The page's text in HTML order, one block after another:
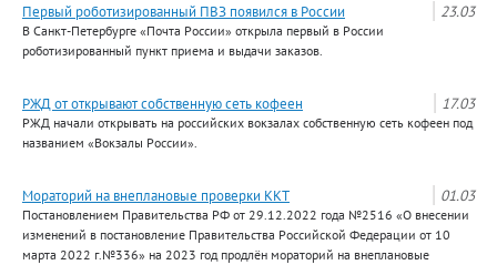
23.03
Первый роботизированный ПВЗ появился в России
В Санкт-Петербурге «Почта России» открыла первый в России
роботизированный пункт приема и выдачи заказов.
17.03
РЖД от открывают собственную сеть кофеен
РЖД начали открывать на российских вокзалах собственную сеть кофеен под
названием «Вокзалы России».
01.03
Мораторий на внеплановые проверки ККТ
Постановлением Правительства РФ от 29.12.2022 года №2516 «О внесении
изменений в постановление Правительства Российской Федерации от 10
марта 2022 г.№336» на 2023 год продлён мораторий на внеплановые